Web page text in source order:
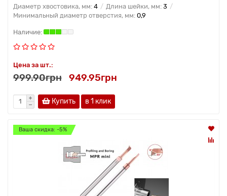
Диаметр хвостовика, мм: 4 Длина шейки, мм: 3
Минимальный диаметр отверстия, мм: 0,9
Цена за шт.:
999.90грн 949.95грн
Купить в 1 клик
Ваша скидка: -5%